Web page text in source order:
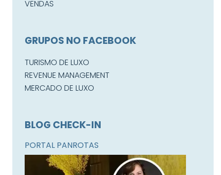
VENDAS
GRUPOS NO FACEBOOK
TURISMO DE LUXO
REVENUE MANAGEMENT
MERCADO DE LUXO
BLOG CHECK-IN
PORTAL PANROTAS